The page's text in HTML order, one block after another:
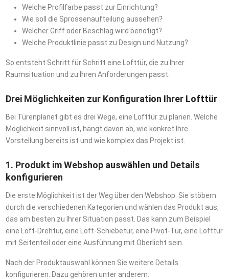
Welche Profilfarbe passt zur Einrichtung?
Wie soll die Sprossenaufteilung aussehen?
Welcher Griff oder Beschlag wird benötigt?
Welche Produktlinie passt zu Design und Nutzung?
So entsteht Schritt für Schritt eine Lofttür, die zu Ihrer
Raumsituation und zu Ihren Anforderungen passt.
Drei Möglichkeiten zur Konfiguration Ihrer Lofttür
Bei Türenplanet gibt es drei Wege, eine Lofttür zu planen. Welche
Möglichkeit sinnvoll ist, hängt davon ab, wie konkret Ihre
Vorstellung bereits ist und wie komplex das Projekt ist.
1. Produkt im Webshop auswählen und Details
konfigurieren
Die erste Möglichkeit ist der Weg über den Webshop. Sie stöbern
durch die verschiedenen Kategorien und wählen das Produkt aus,
das am besten zu Ihrer Situation passt. Das kann zum Beispiel
eine Loft-Drehtür, eine Loft-Schiebetür, eine Pivot-Tür, eine Lofttür
mit Seitenteil oder eine Ausführung mit Oberlicht sein.
Nach der Produktauswahl können Sie weitere Details
konfigurieren. Dazu gehören unter anderem: